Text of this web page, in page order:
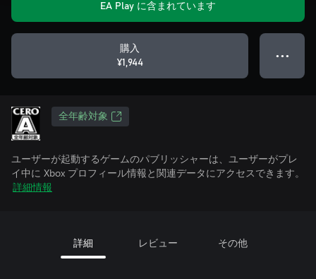
EA Play に含まれています
購入
¥1,944
● ● ●
全年齢対象
ユーザーが起動するゲームのパブリッシャーは、ユーザーがプレ
イ中に Xbox プロフィール情報と関連データにアクセスできます。
詳細情報
詳細 レビュー その他